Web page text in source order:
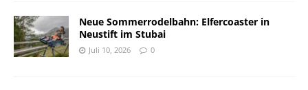
Neue Sommerrodelbahn: Elfercoaster in
Neustift im Stubai
Juli 10, 2026 0